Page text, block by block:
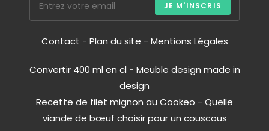
JE M'INSCRIS
Contact - Plan du site - Mentions Légales
Convertir 400 ml en cl - Meuble design made in
design
Recette de filet mignon au Cookeo - Quelle
viande de bœuf choisir pour un couscous